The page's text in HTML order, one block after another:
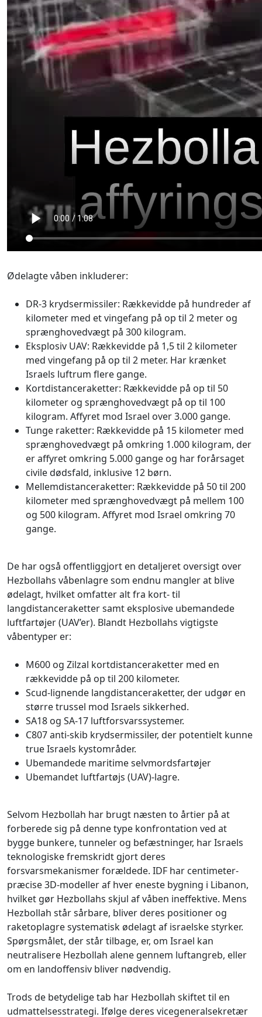
Ødelagte våben inkluderer:
DR-3 krydsermissiler: Rækkevidde på hundreder af
kilometer med et vingefang på op til 2 meter og
sprænghovedvægt på 300 kilogram.
Eksplosiv UAV: Rækkevidde på 1,5 til 2 kilometer
med vingefang på op til 2 meter. Har krænket
Israels luftrum flere gange.
Kortdistanceraketter: Rækkevidde på op til 50
kilometer og sprænghovedvægt på op til 100
kilogram. Affyret mod Israel over 3.000 gange.
Tunge raketter: Rækkevidde på 15 kilometer med
sprænghovedvægt på omkring 1.000 kilogram, der
er affyret omkring 5.000 gange og har forårsaget
civile dødsfald, inklusive 12 børn.
Mellemdistanceraketter: Rækkevidde på 50 til 200
kilometer med sprænghovedvægt på mellem 100
og 500 kilogram. Affyret mod Israel omkring 70
gange.
De har også offentliggjort en detaljeret oversigt over
Hezbollahs våbenlagre som endnu mangler at blive
ødelagt, hvilket omfatter alt fra kort- til
langdistanceraketter samt eksplosive ubemandede
luftfartøjer (UAV’er). Blandt Hezbollahs vigtigste
våbentyper er:
M600 og Zilzal kortdistanceraketter med en
rækkevidde på op til 200 kilometer.
Scud-lignende langdistanceraketter, der udgør en
større trussel mod Israels sikkerhed.
SA18 og SA-17 luftforsvarssystemer.
C807 anti-skib krydsermissiler, der potentielt kunne
true Israels kystområder.
Ubemandede maritime selvmordsfartøjer
Ubemandet luftfartøjs (UAV)-lagre.
Selvom Hezbollah har brugt næsten to årtier på at
forberede sig på denne type konfrontation ved at
bygge bunkere, tunneler og befæstninger, har Israels
teknologiske fremskridt gjort deres
forsvarsmekanismer forældede. IDF har centimeter-
præcise 3D-modeller af hver eneste bygning i Libanon,
hvilket gør Hezbollahs skjul af våben ineffektive. Mens
Hezbollah står sårbare, bliver deres positioner og
raketoplagre systematisk ødelagt af israelske styrker.
Spørgsmålet, der står tilbage, er, om Israel kan
neutralisere Hezbollah alene gennem luftangreb, eller
om en landoffensiv bliver nødvendig.
Trods de betydelige tab har Hezbollah skiftet til en
udmattelsesstrategi. Ifølge deres vicegeneralsekretær